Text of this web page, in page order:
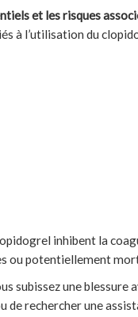
et les risques
à l’utilisation du
inhibent la
ou potentiellement
subissez une
rechercher une